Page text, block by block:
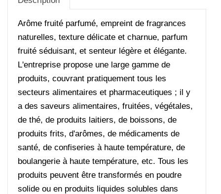
Arôme fruité parfumé, empreint de fragrances
naturelles, texture délicate et charnue, parfum
fruité séduisant, et senteur légère et élégante.
L'entreprise propose une large gamme de
produits, couvrant pratiquement tous les
secteurs alimentaires et pharmaceutiques ; il y
a des saveurs alimentaires, fruitées, végétales,
de thé, de produits laitiers, de boissons, de
produits frits, d'arômes, de médicaments de
santé, de confiseries à haute température, de
boulangerie à haute température, etc. Tous les
produits peuvent être transformés en poudre
solide ou en produits liquides solubles dans